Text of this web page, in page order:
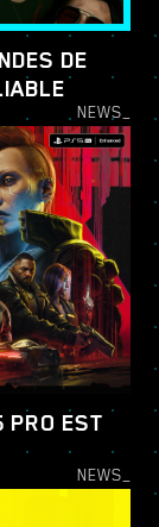
DE
NEWS_
PRO EST
NEWS_